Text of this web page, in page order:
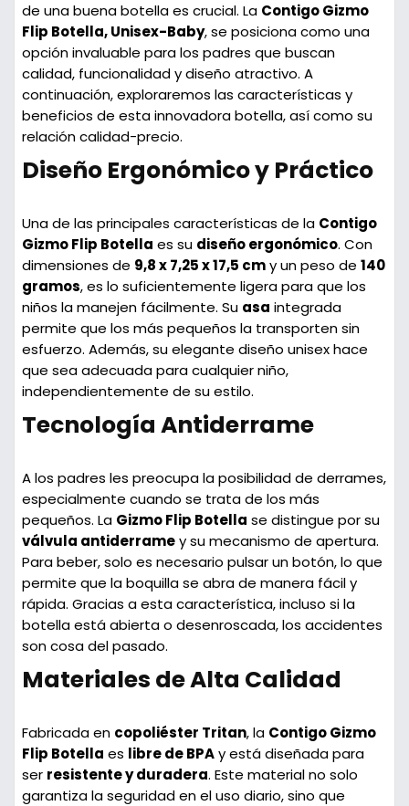
de una buena botella es crucial. La Contigo Gizmo
Flip Botella, Unisex-Baby, se posiciona como una
opción invaluable para los padres que buscan
calidad, funcionalidad y diseño atractivo. A
continuación, exploraremos las características y
beneficios de esta innovadora botella, así como su
relación calidad-precio.
Diseño Ergonómico y Práctico
Una de las principales características de la Contigo
Gizmo Flip Botella es su diseño ergonómico. Con
dimensiones de 9,8 x 7,25 x 17,5 cmy un peso de 140
gramos, es lo suficientemente ligera para que los
niños la manejen fácilmente. Su asa integrada
permite que los más pequeños la transporten sin
esfuerzo. Además, su elegante diseño unisex hace
que sea adecuada para cualquier niño,
independientemente de su estilo.
Tecnología Antiderrame
A los padres les preocupa la posibilidad de derrames,
especialmente cuando se trata de los más
pequeños. La Gizmo Flip Botella se distingue por su
válvula antiderramey su mecanismo de apertura.
Para beber, solo es necesario pulsar un botón, lo que
permite que la boquilla se abra de manera fácil y
rápida. Gracias a esta característica, incluso si la
botella está abierta o desenroscada, los accidentes
son cosa del pasado.
Materiales de Alta Calidad
Fabricada en copoliéster Tritan, la Contigo Gizmo
Flip Botella es libre de BPAy está diseñada para
ser resistente y duradera. Este material no solo
garantiza la seguridad en el uso diario, sino que